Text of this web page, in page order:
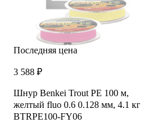
Последняя цена
3 588 ₽
Шнур Benkei Trout PE 100 м,
желтый fluo 0.6 0.128 мм, 4.1 кг
BTRPE100-FY06